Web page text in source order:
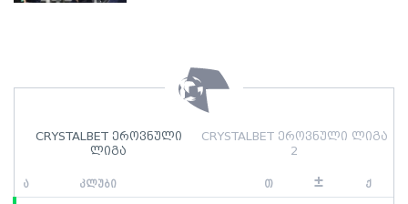
CRYSTALBET ეროვნული
ლიგა
CRYSTALBET ეროვნული ლიგა
2
ა კლუბი თ ± ქ